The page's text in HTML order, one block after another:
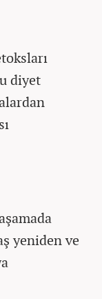
diyet
yeniden ve